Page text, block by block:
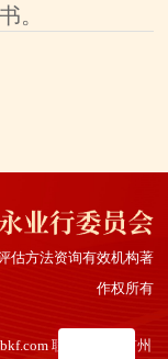
。
估方法资询有效机构著
作权所有
联系地址：广州